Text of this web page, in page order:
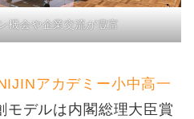
機会や企業交流が豊富
アカデミー小中高一
モデルは内閣総理大臣賞